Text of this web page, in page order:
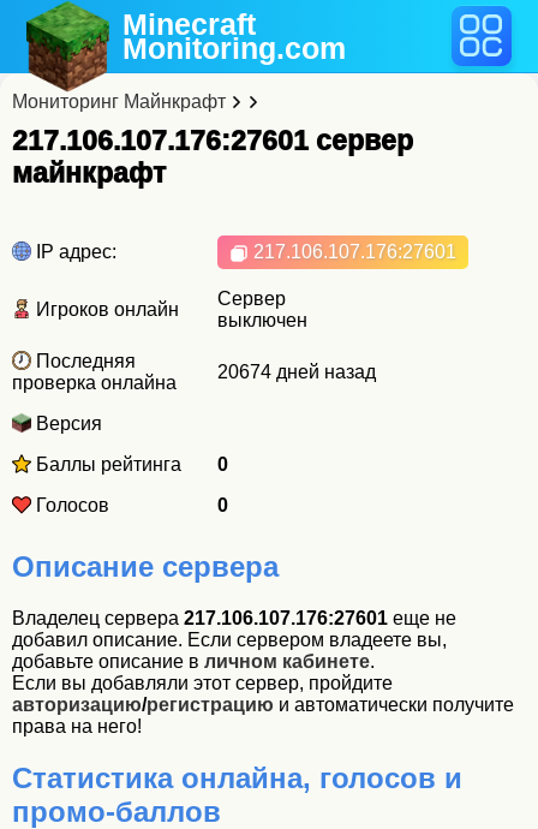
Minecraft
Monitoring.com
Мониторинг Майнкрафт
217.106.107.176:27601 cервер
майнкрафт
IP адрес: 217.106.107.176:27601
Игроков онлайн
Сервер
выключен
Последняя
проверка онлайна
20674 дней назад
Версия
Баллы рейтинга
0
Голосов
0
Описание сервера
Владелец сервера 217.106.107.176:27601 еще не
добавил описание. Если сервером владеете вы,
добавьте описание в личном кабинете.
Если вы добавляли этот сервер, пройдите
авторизацию/регистрацию и автоматически получите
права на него!
Статистика онлайна, голосов и
промо-баллов